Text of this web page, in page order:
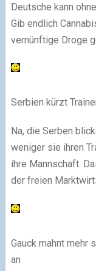
Deutsche kann
Gib endlich
vernünftige Droge
Serbien kürzt
Na, die Serben
weniger sie ihren
ihre Mannschaft.
der freien
Gauck mahnt mehr
an